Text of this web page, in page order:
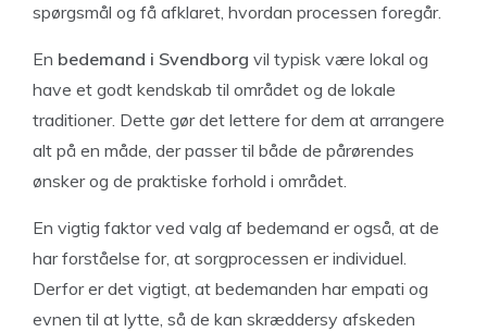
spørgsmål og få afklaret, hvordan processen foregår.
En bedemand i Svendborg vil typisk være lokal og
have et godt kendskab til området og de lokale
traditioner. Dette gør det lettere for dem at arrangere
alt på en måde, der passer til både de pårørendes
ønsker og de praktiske forhold i området.
En vigtig faktor ved valg af bedemand er også, at de
har forståelse for, at sorgprocessen er individuel.
Derfor er det vigtigt, at bedemanden har empati og
evnen til at lytte, så de kan skræddersy afskeden